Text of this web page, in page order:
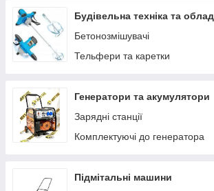
Будівельна техніка та
Бетонозмішувачі
Тельфери та каретки
Генератори та акумулятори
Зарядні станції
Комплектуючі до генератора
Підмітальні машини